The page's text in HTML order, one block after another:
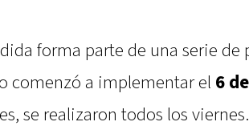
forma parte de una serie de
comenzó a implementar el 6
se realizaron todos los viernes.